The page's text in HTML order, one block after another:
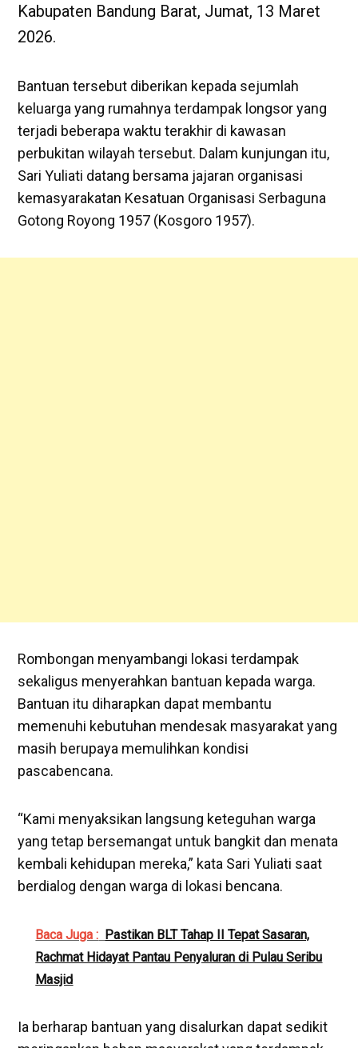
Kabupaten Bandung Barat, Jumat, 13 Maret
2026.
Bantuan tersebut diberikan kepada sejumlah
keluarga yang rumahnya terdampak longsor yang
terjadi beberapa waktu terakhir di kawasan
perbukitan wilayah tersebut. Dalam kunjungan itu,
Sari Yuliati datang bersama jajaran organisasi
kemasyarakatan Kesatuan Organisasi Serbaguna
Gotong Royong 1957 (Kosgoro 1957).
Rombongan menyambangi lokasi terdampak
sekaligus menyerahkan bantuan kepada warga.
Bantuan itu diharapkan dapat membantu
memenuhi kebutuhan mendesak masyarakat yang
masih berupaya memulihkan kondisi
pascabencana.
“Kami menyaksikan langsung keteguhan warga
yang tetap bersemangat untuk bangkit dan menata
kembali kehidupan mereka,” kata Sari Yuliati saat
berdialog dengan warga di lokasi bencana.
Baca Juga : Pastikan BLT Tahap II Tepat Sasaran,
Rachmat Hidayat Pantau Penyaluran di Pulau Seribu
Masjid
Ia berharap bantuan yang disalurkan dapat sedikit